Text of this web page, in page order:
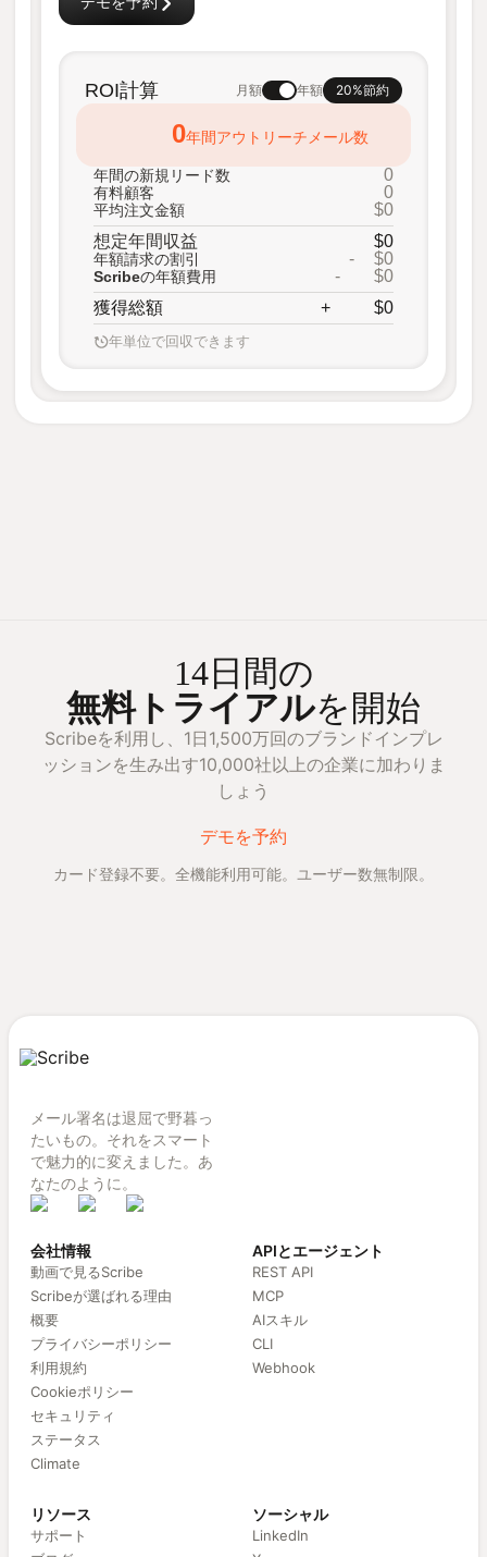
ROI計算 月額 年額 20%節約
0年間アウトリーチメール数
年間の新規リード数 0
有料顧客 0
平均注文金額
$0
想定年間収益
$0
年額請求の割引 - $0
Scribeの年額費用 -
$0
獲得総額
+ $0
年単位で回収できます
14日間の
無料トライアルを開始
Scribeを利用し、1日1,500万回のブランドインプレ
ッションを生み出す10,000社以上の企業に加わりま
しょう
デモを予約
カード登録不要。全機能利用可能。ユーザー数無制限。
メール署名は退屈で野暮っ
たいもの。それをスマート
で魅力的に変えました。あ
なたのように。
会社情報
動画で見るScribe
Scribeが選ばれる理由
概要
プライバシーポリシー
利用規約
Cookieポリシー
セキュリティ
ステータス
Climate
APIとエージェント
REST API
MCP
AIスキル
CLI
Webhook
リソース
サポート
ソーシャル
LinkedIn